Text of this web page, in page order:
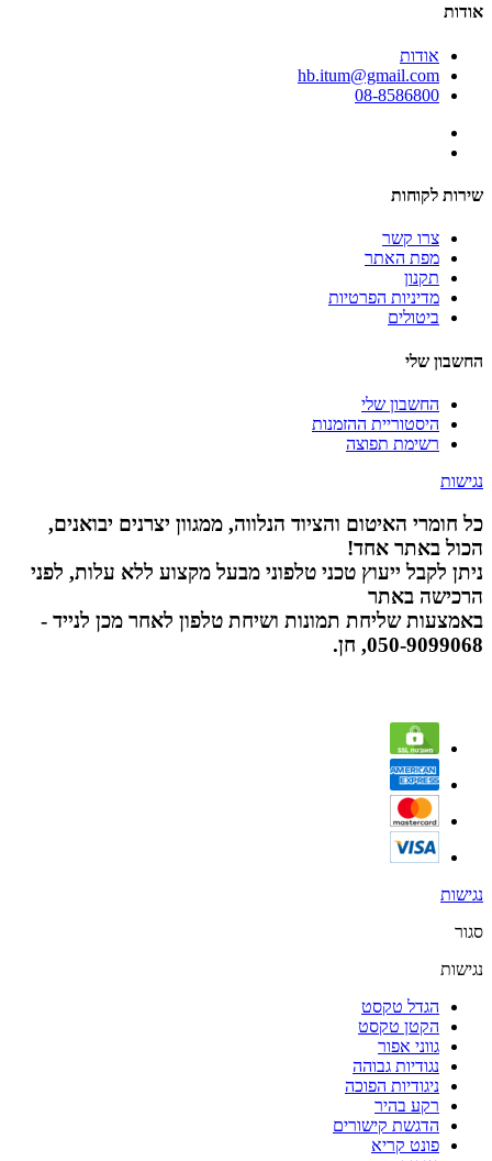
אודות
אודות
hb.itum@gmail.com
08-8586800
שירות לקוחות
צרו קשר
מפת האתר
תקנון
מדיניות הפרטיות
ביטולים
החשבון שלי
החשבון שלי
היסטוריית ההזמנות
רשימת תפוצה
נגישות
כל חומרי האיטום והציוד הנלווה, ממגוון יצרנים יבואנים,
הכול באתר אחד!
ניתן לקבל ייעוץ טכני טלפוני מבעל מקצוע ללא עלות, לפני
הרכישה באתר
באמצעות שליחת תמונות ושיחת טלפון לאחר מכן לנייד -
050-9099068, חן.
נגישות
סגור
נגישות
הגדל טקסט
הקטן טקסט
גווני אפור
נגודיות גבוהה
ניגודיות הפוכה
רקע בהיר
הדגשת קישורים
פונט קריא